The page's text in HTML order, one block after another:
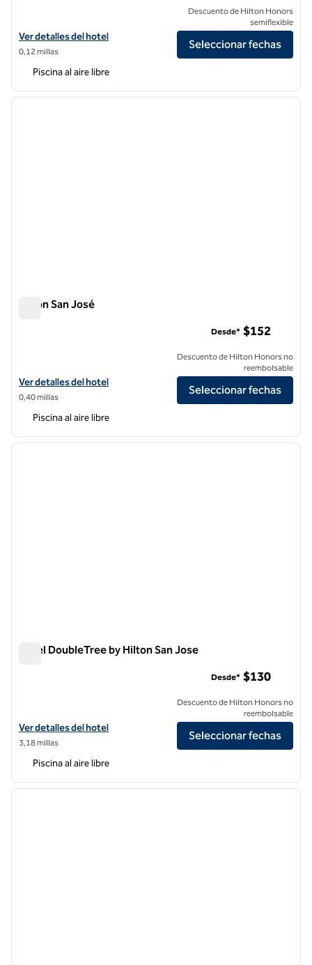
Ver detalles del hotel Signia by Hilton San Jose
Ver detalles del hotel
0,12 millas
Descuento de Hilton Honors
semiflexible
Seleccionar fechas
Piscina al aire libre
1 de 12
Hilton San José
Ver detalles del hotel Hilton San Jose
Ver detalles del hotel
0,40 millas
Desde* $152
Descuento de Hilton Honors no
reembolsable
Seleccionar fechas
Piscina al aire libre
1 de 12
Hotel DoubleTree by Hilton San Jose
Ver detalles del hotel DoubleTree by Hilton San Jose
Ver detalles del hotel
3,18 millas
Desde* $130
Descuento de Hilton Honors no
reembolsable
Seleccionar fechas
Piscina al aire libre
1 de 12